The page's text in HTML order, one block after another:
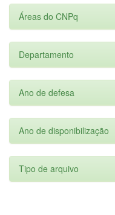
Áreas do CNPq
Departamento
Ano de defesa
Ano de disponibilização
Tipo de arquivo